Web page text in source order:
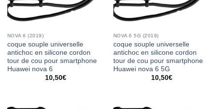
NOVA 6 (2019)
coque souple universelle
antichoc en silicone cordon
tour de cou pour smartphone
Huawei nova 6
10,50€
NOVA 6 5G (2019)
coque souple universelle
antichoc en silicone cordon
tour de cou pour smartphone
Huawei nova 6 5G
10,50€